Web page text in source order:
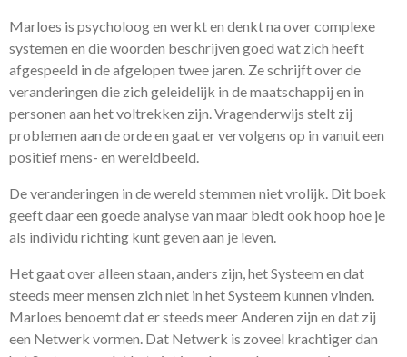
Marloes is psycholoog en werkt en denkt na over complexe
systemen en die woorden beschrijven goed wat zich heeft
afgespeeld in de afgelopen twee jaren. Ze schrijft over de
veranderingen die zich geleidelijk in de maatschappij en in
personen aan het voltrekken zijn. Vragenderwijs stelt zij
problemen aan de orde en gaat er vervolgens op in vanuit een
positief mens- en wereldbeeld.
De veranderingen in de wereld stemmen niet vrolijk. Dit boek
geeft daar een goede analyse van maar biedt ook hoop hoe je
als individu richting kunt geven aan je leven.
Het gaat over alleen staan, anders zijn, het Systeem en dat
steeds meer mensen zich niet in het Systeem kunnen vinden.
Marloes benoemt dat er steeds meer Anderen zijn en dat zij
een Netwerk vormen. Dat Netwerk is zoveel krachtiger dan